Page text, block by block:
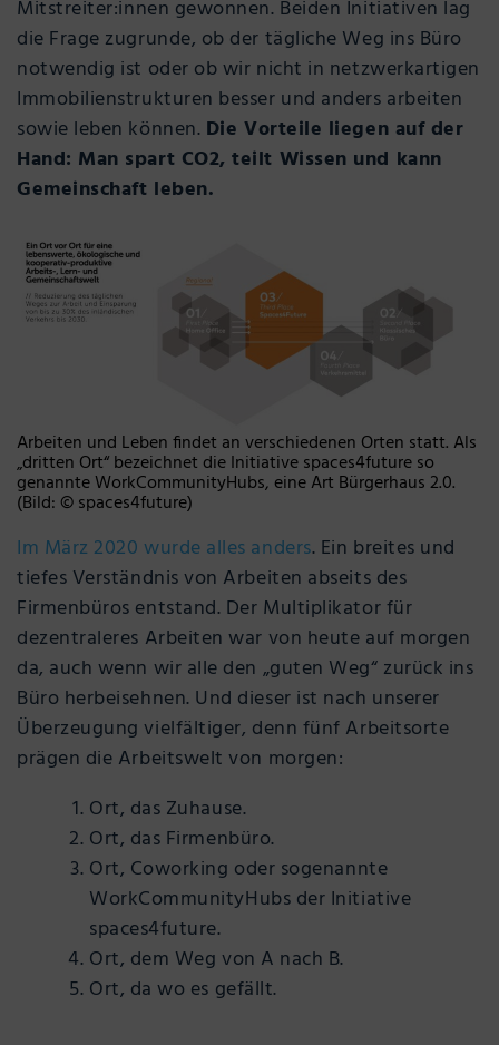
Mitstreiter:innen gewonnen. Beiden Initiativen lag
die Frage zugrunde, ob der tägliche Weg ins Büro
notwendig ist oder ob wir nicht in netzwerkartigen
Immobilienstrukturen besser und anders arbeiten
sowie leben können. Die Vorteile liegen auf der
Hand: Man spart CO2, teilt Wissen und kann
Gemeinschaft leben.
Arbeiten und Leben findet an verschiedenen Orten statt. Als
„dritten Ort“ bezeichnet die Initiative spaces4future so
genannte WorkCommunityHubs, eine Art Bürgerhaus 2.0.
(Bild: © spaces4future)
Im März 2020 wurde alles anders. Ein breites und
tiefes Verständnis von Arbeiten abseits des
Firmenbüros entstand. Der Multiplikator für
dezentraleres Arbeiten war von heute auf morgen
da, auch wenn wir alle den „guten Weg“ zurück ins
Büro herbeisehnen. Und dieser ist nach unserer
Überzeugung vielfältiger, denn fünf Arbeitsorte
prägen die Arbeitswelt von morgen:
Ort, das Zuhause.
Ort, das Firmenbüro.
Ort, Coworking oder sogenannte
WorkCommunityHubs der Initiative
spaces4future.
Ort, dem Weg von A nach B.
Ort, da wo es gefällt.